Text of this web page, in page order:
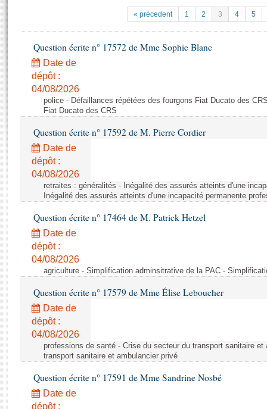
Projets de loi
Propositions de loi
Amendements
Textes adoptés
Rapports législatifs
Rapports sur l'application des lois
Baromètre de l’application des lois
Dossiers législatifs
Budget et sécurité sociale
Questions écrites et orales
Comptes rendus des débats
Documents de référence
( Constitution | Règlement de l'Assemblée ... )
Histoire
Juniors
Anciennes législatures
Contacts et plan d'accès
Photos libres de droit
« précedent 1 2 3 4 5
Question écrite n° 17572 de Mme Sophie Blanc
Date de
dépôt :
04/08/2026
police - Défaillances répétées des fourgons Fiat Ducato des
Fiat Ducato des CRS
Question écrite n° 17592 de M. Pierre Cordier
Date de
dépôt :
04/08/2026
retraites : généralités - Inégalité des assurés atteints d'une
Inégalité des assurés atteints d'une incapacité permanente
Question écrite n° 17464 de M. Patrick Hetzel
Date de
dépôt :
04/08/2026
agriculture - Simplification adminsitrative de la PAC -
Question écrite n° 17579 de Mme Élise Leboucher
Date de
dépôt :
04/08/2026
professions de santé - Crise du secteur du transport sanitaire
transport sanitaire et ambulancier privé
Question écrite n° 17591 de Mme Sandrine Nosbé
Date de
dépôt :